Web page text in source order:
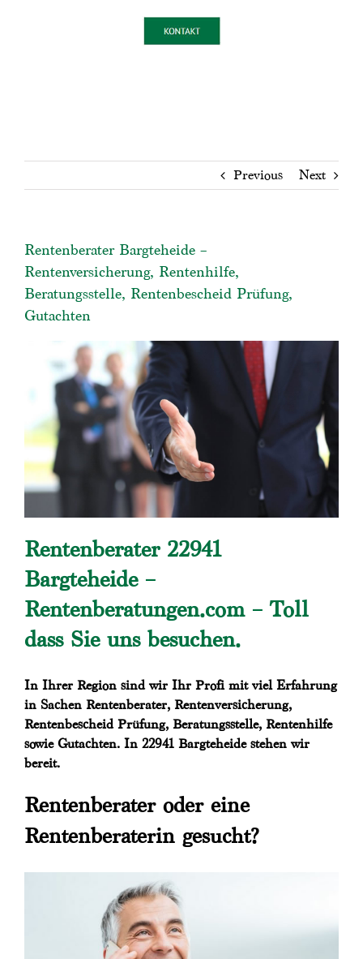
Previous Next
Rentenberater Bargteheide –
Rentenversicherung, Rentenhilfe,
Beratungsstelle, Rentenbescheid Prüfung,
Gutachten
Rentenberater 22941
Bargteheide –
Rentenberatungen.com – Toll
dass Sie uns besuchen.
In Ihrer Region sind wir Ihr Profi mit viel Erfahrung
in Sachen Rentenberater, Rentenversicherung,
Rentenbescheid Prüfung, Beratungsstelle, Rentenhilfe
sowie Gutachten. In 22941 Bargteheide stehen wir
bereit.
Rentenberater oder eine
Rentenberaterin gesucht?